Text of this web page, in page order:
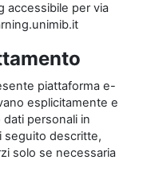
accessibile per via
piattaforma e-
esplicitamente e
personali in
seguito descritte,
solo se necessaria